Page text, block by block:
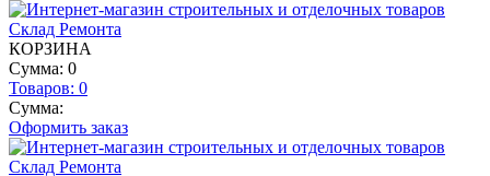
КОРЗИНА
Сумма: 0
Товаров: 0
Сумма:
Оформить заказ